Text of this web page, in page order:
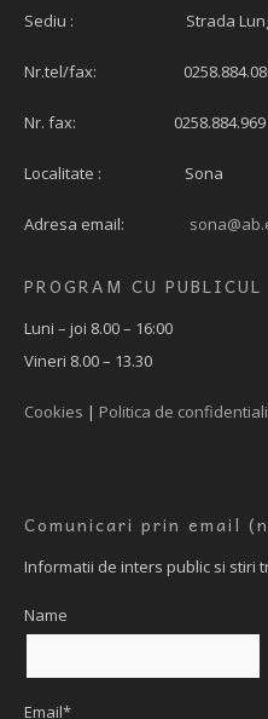
Sediu : Strada Lunga
Nr.tel/fax:
Nr. fax: 0258.884.969
Localitate : Sona
Adresa email:
PROGRAM CU PUBLICUL
Luni – joi 8.00 – 16:00
Vineri 8.00 – 13.30
Cookies | Politica de
Comunicari prin email
Informatii de inters public si stiri
Name
Email*